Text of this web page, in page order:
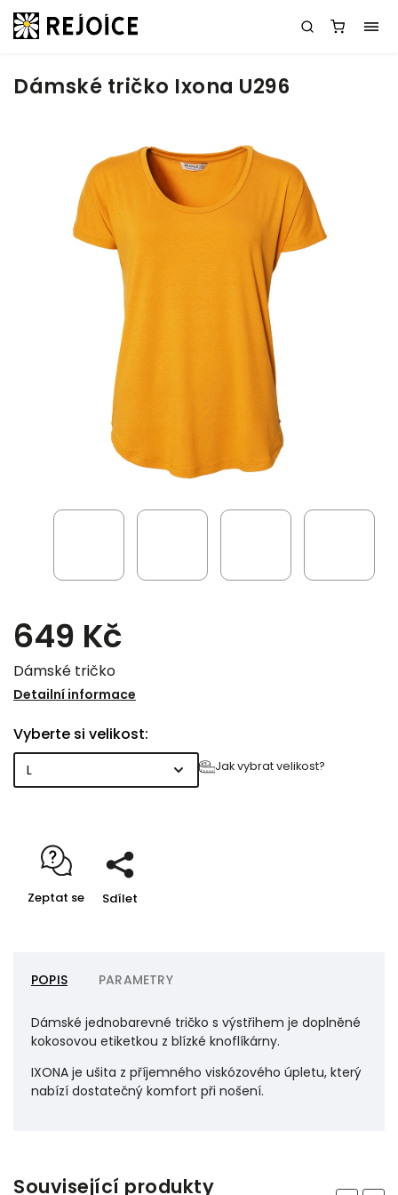
Dámské tričko Ixona U296
649 Kč
Dámské tričko
Detailní informace
Vyberte si velikost:
Jak vybrat velikost?
Zeptat se Sdílet
POPIS PARAMETRY
Dámské jednobarevné tričko s výstřihem je doplněné
kokosovou etiketkou z blízké knoflíkárny.
IXONA je ušita z příjemného viskózového úpletu, který
nabízí dostatečný komfort při nošení.
Související produkty